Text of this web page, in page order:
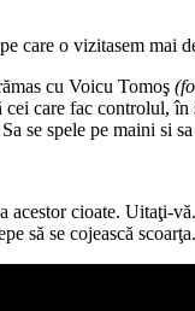
care o vizitasem mai
cu Voicu Tomoş
care fac controlul,
se spele pe maini si
acestor cioate. Uitaţi-
să se cojească